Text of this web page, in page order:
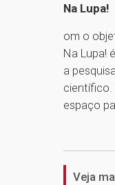
Na Lupa!
om o
Na Lupa!
a
científico.
espaço
Veja